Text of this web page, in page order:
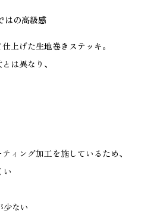
はの高級感
上げた生地巻きステッキ。
は異なり、
ィング加工を施しているため、
い
ない